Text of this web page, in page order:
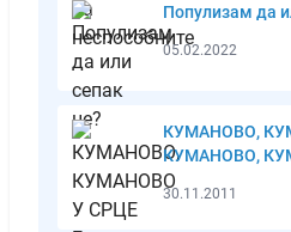
Популизам да
05.02.2022
КУМАНОВО,
КУМАНОВО,
СВЕ !!!
30.11.2011